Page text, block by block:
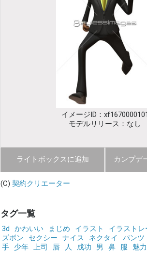
イメージID：xf1670000101
モデルリリース：なし
ライトボックスに追加 カンプデ
(C) 契約クリエーター
タグ一覧
3d かわいい まじめ イラスト イラストレ
ズボン
セクシー ナイス ネクタイ パンツ
手
少年 上司 唇 人 成功 男 鼻 服 魅